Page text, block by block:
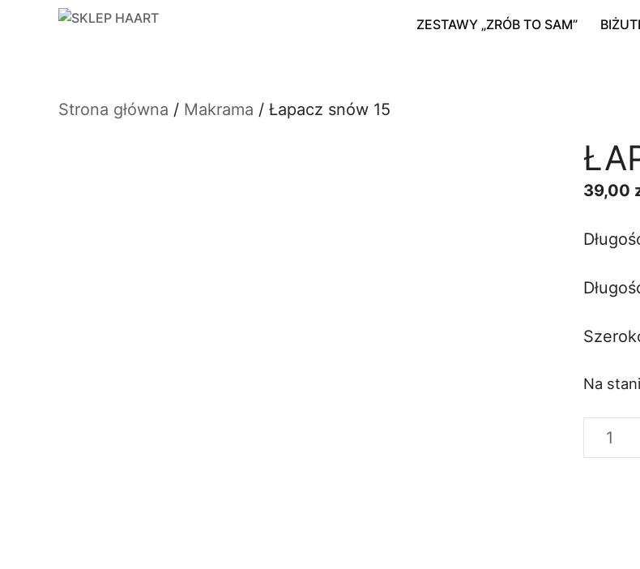
ZESTAWY „ZRÓB TO SAM”
Strona główna / Makrama / Łapacz snów 15
39,00
Na
ilość
Łapacz